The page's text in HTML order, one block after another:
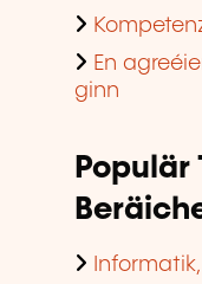
En
ginn
Populär